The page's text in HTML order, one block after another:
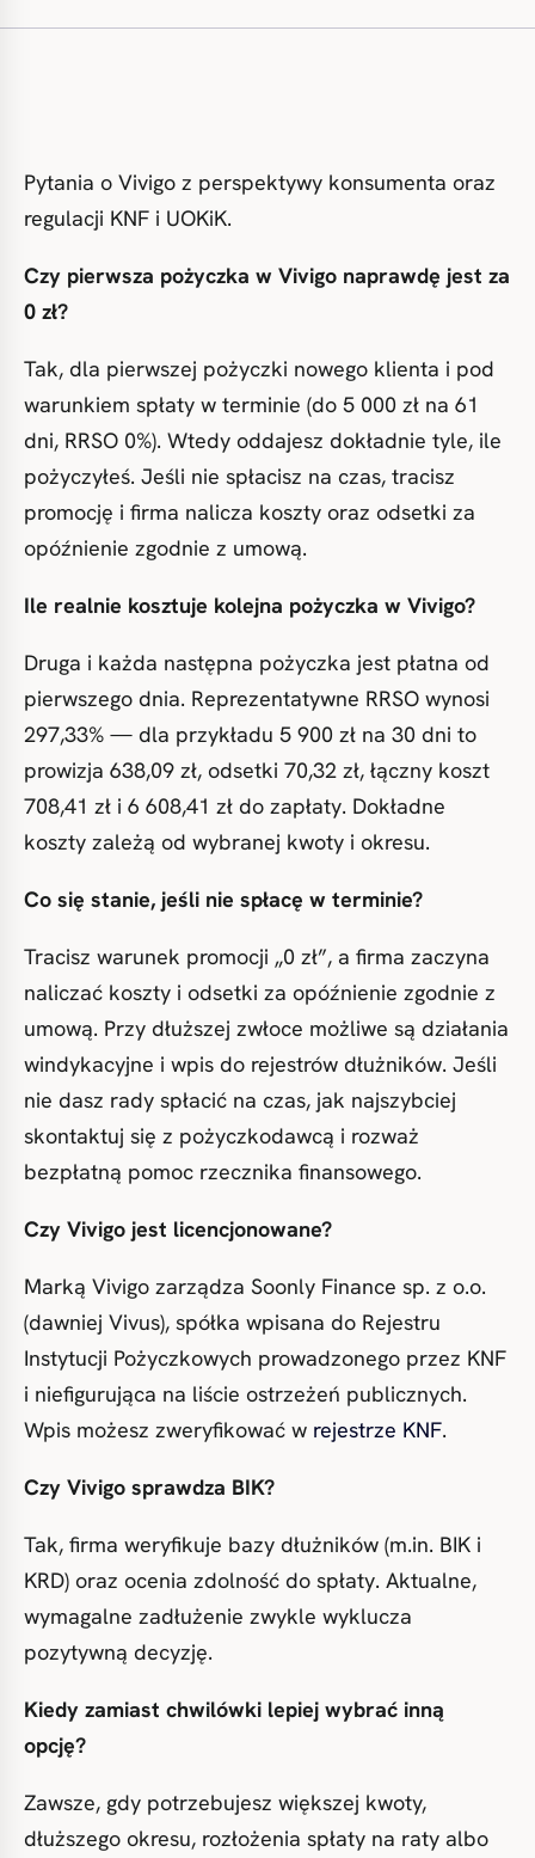
Pytania o Vivigo z perspektywy konsumenta oraz
regulacji KNF i UOKiK.
Czy pierwsza pożyczka w Vivigo naprawdę jest za
0 zł?
Tak, dla pierwszej pożyczki nowego klienta i pod
warunkiem spłaty w terminie (do 5 000 zł na 61
dni, RRSO 0%). Wtedy oddajesz dokładnie tyle, ile
pożyczyłeś. Jeśli nie spłacisz na czas, tracisz
promocję i firma nalicza koszty oraz odsetki za
opóźnienie zgodnie z umową.
Ile realnie kosztuje kolejna pożyczka w Vivigo?
Druga i każda następna pożyczka jest płatna od
pierwszego dnia. Reprezentatywne RRSO wynosi
297,33% — dla przykładu 5 900 zł na 30 dni to
prowizja 638,09 zł, odsetki 70,32 zł, łączny koszt
708,41 zł i 6 608,41 zł do zapłaty. Dokładne
koszty zależą od wybranej kwoty i okresu.
Co się stanie, jeśli nie spłacę w terminie?
Tracisz warunek promocji „0 zł”, a firma zaczyna
naliczać koszty i odsetki za opóźnienie zgodnie z
umową. Przy dłuższej zwłoce możliwe są działania
windykacyjne i wpis do rejestrów dłużników. Jeśli
nie dasz rady spłacić na czas, jak najszybciej
skontaktuj się z pożyczkodawcą i rozważ
bezpłatną pomoc rzecznika finansowego.
Czy Vivigo jest licencjonowane?
Marką Vivigo zarządza Soonly Finance sp. z o.o.
(dawniej Vivus), spółka wpisana do Rejestru
Instytucji Pożyczkowych prowadzonego przez KNF
i niefigurująca na liście ostrzeżeń publicznych.
Wpis możesz zweryfikować w rejestrze KNF.
Czy Vivigo sprawdza BIK?
Tak, firma weryfikuje bazy dłużników (m.in. BIK i
KRD) oraz ocenia zdolność do spłaty. Aktualne,
wymagalne zadłużenie zwykle wyklucza
pozytywną decyzję.
Kiedy zamiast chwilówki lepiej wybrać inną
opcję?
Zawsze, gdy potrzebujesz większej kwoty,
dłuższego okresu, rozłożenia spłaty na raty albo